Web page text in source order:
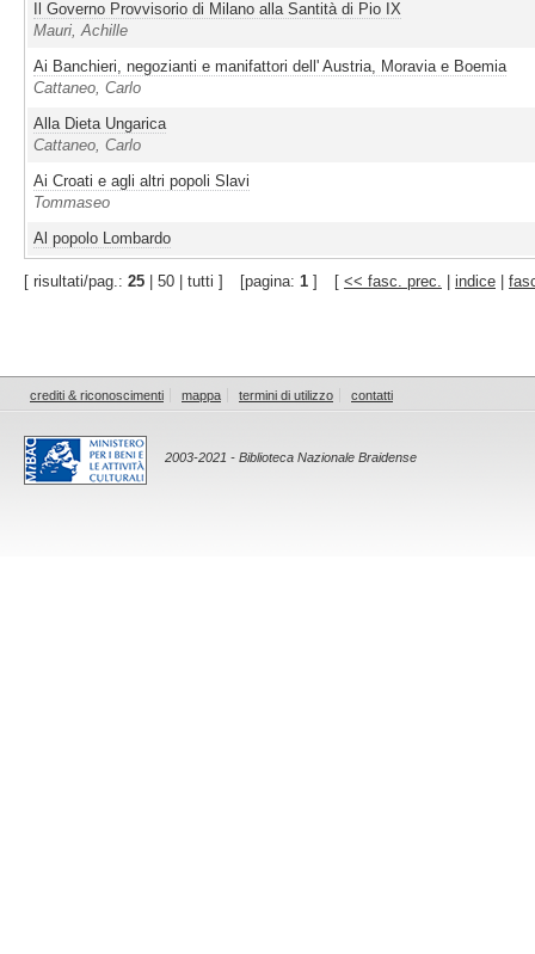
Il Governo Provvisorio di Milano alla Santità di Pio IX
Mauri, Achille
Ai Banchieri, negozianti e manifattori dell' Austria, Moravia e Boemia
Cattaneo, Carlo
Alla Dieta Ungarica
Cattaneo, Carlo
Ai Croati e agli altri popoli Slavi
Tommaseo
Al popolo Lombardo
[ risultati/pag.: 25 | 50 | tutti ] [pagina: 1 ] [ << fasc. prec. indice
crediti & riconoscimenti mappa termini di utilizzo contatti
2003-2021 - Biblioteca Nazionale Braidense